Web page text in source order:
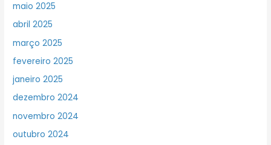
maio 2025
abril 2025
março 2025
fevereiro 2025
janeiro 2025
dezembro 2024
novembro 2024
outubro 2024